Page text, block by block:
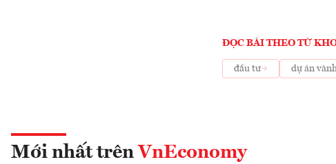
ĐỌC BÀI THEO TỪ
đầu tư dự án
Mới nhất trên VnEconomy